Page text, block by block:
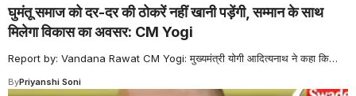
घुमंतू समाज को दर-दर की ठोकरें नहीं खानी पड़ेंगी, सम्मान के साथ
मिलेगा विकास का अवसर: CM Yogi
Report by: Vandana Rawat CM Yogi: मुख्यमंत्री योगी आदित्यनाथ ने कहा कि…
ByPriyanshi Soni